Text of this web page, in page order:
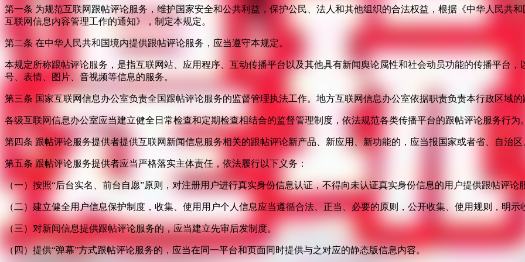
第一条 为规范互联网跟帖评论服务，维护国家安全和公共利益，保护公民、法人和其他组织的合法权益，根据《中华人民共
互联网信息内容管理工作的通知》，制定本规定。
第二条 在中华人民共和国境内提供跟帖评论服务，应当遵守本规定。
本规定所称跟帖评论服务，是指互联网站、应用程序、互动传播平台以及其他具有新闻舆论属性和社会动员功能的传播平台
号、表情、图片、音视频等信息的服务。
第三条 国家互联网信息办公室负责全国跟帖评论服务的监督管理执法工作。地方互联网信息办公室依据职责负责本行政区域
各级互联网信息办公室应当建立健全日常检查和定期检查相结合的监督管理制度，依法规范各类传播平台的跟帖评论服务行为
第四条 跟帖评论服务提供者提供互联网新闻信息服务相关的跟帖评论新产品、新应用、新功能的，应当报国家或者省、自治
第五条 跟帖评论服务提供者应当严格落实主体责任，依法履行以下义务：
（一）按照“后台实名、前台自愿”原则，对注册用户进行真实身份信息认证，不得向未认证真实身份信息的用户提供跟帖评论
（二）建立健全用户信息保护制度，收集、使用用户个人信息应当遵循合法、正当、必要的原则，公开收集、使用规则，明
（三）对新闻信息提供跟帖评论服务的，应当建立先审后发制度。
（四）提供“弹幕”方式跟帖评论服务的，应当在同一平台和页面同时提供与之对应的静态版信息内容。